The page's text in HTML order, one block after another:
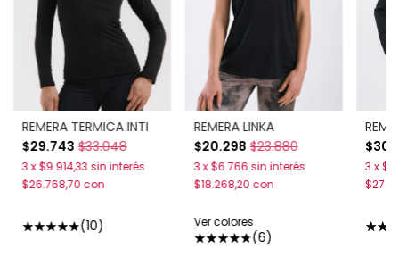
REMERA TERMICA INTI
$29.743 $33.048
(10)
3 x$9.914,33 sin interés
$26.768,70 con
REMERA LINKA
$20.298 $23.880
(6)
3 x$6.766 sin interés
$18.268,20 con
Ver colores
3 x